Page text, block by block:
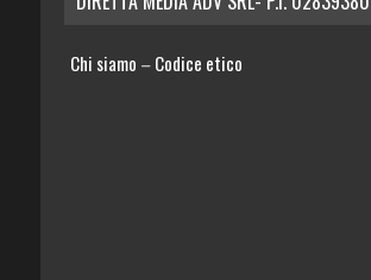
Chi siamo – Codice etico